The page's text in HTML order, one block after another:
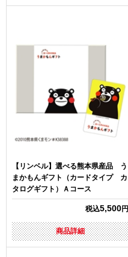
【リンベル】選べる熊本県産品 う
まかもんギフト（カードタイプ カ
タログギフト）Ａコース
税込5,500円
商品詳細